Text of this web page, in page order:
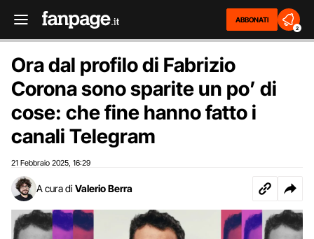
ABBONATI
2
Ora dal profilo di Fabrizio
Corona sono sparite un po’ di
cose: che fine hanno fatto i
canali Telegram
21 Febbraio 2025 16:29
A cura di Valerio Berra